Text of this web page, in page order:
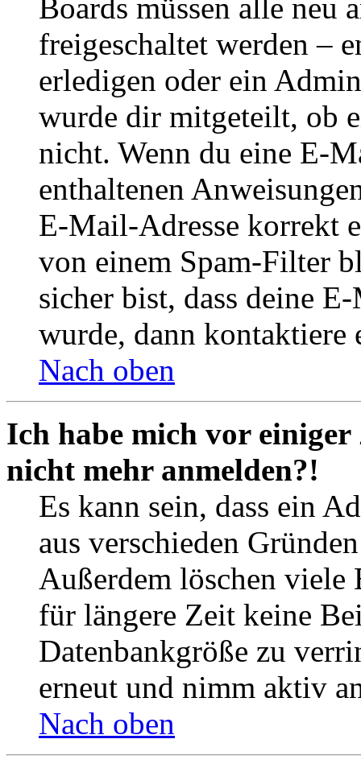
Boards müssen alle neu
freigeschaltet werden –
erledigen oder ein
wurde dir mitgeteilt, ob
nicht. Wenn du eine E-
enthaltenen
E-Mail-Adresse korrekt
von einem Spam-Filter
sicher bist, dass deine
wurde, dann kontaktiere
Nach oben
Ich habe mich vor
nicht mehr anmelden?!
Es kann sein, dass ein
aus verschieden
Außerdem löschen viele
für längere Zeit keine
Datenbankgröße zu
erneut und nimm aktiv
Nach oben